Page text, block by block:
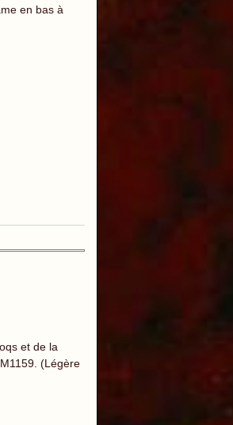
en bas à
et de la
(Légère